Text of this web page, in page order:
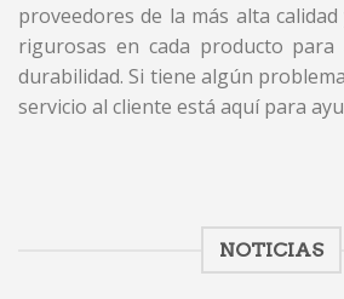
proveedores de la más alta
rigurosas en cada producto
durabilidad. Si tiene algún
servicio al cliente está aquí para
NOTICIAS